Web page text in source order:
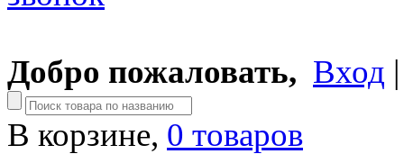
Добро пожаловать, Вход
В корзине, 0 товаров